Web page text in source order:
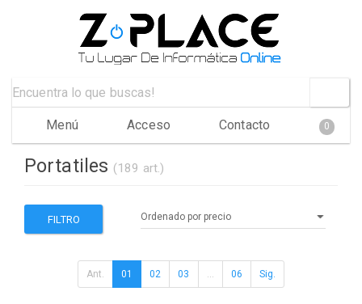
Menú Acceso Contacto 0
Portatiles (189 art.)
FILTRO
Ant. 01 02 03 06 Sig.